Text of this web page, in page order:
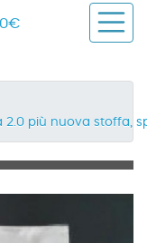
2.0 più nuova stoffa,